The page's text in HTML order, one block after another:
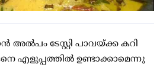
അല്‍പം ടേസ്റ്റി പാവയ്ക്ക കറി
എളുപ്പത്തില്‍ ഉണ്ടാക്കാമെന്നു